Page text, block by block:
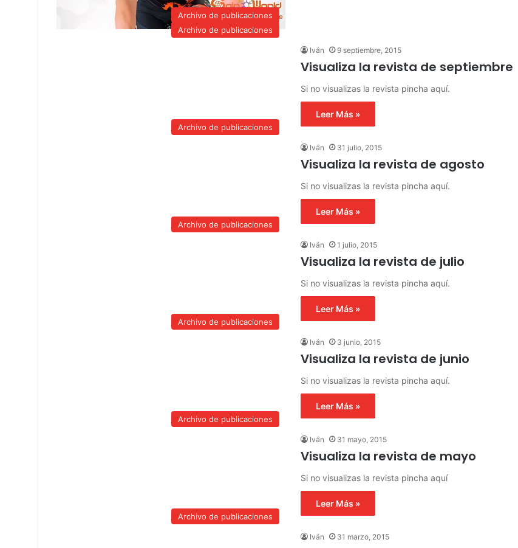
Archivo de publicaciones
Archivo de publicaciones
Iván 9 septiembre, 2015
Visualiza la revista de septiembre
Si no visualizas la revista pincha aquí.
Leer Más »
Archivo de publicaciones
Iván 31 julio, 2015
Visualiza la revista de agosto
Si no visualizas la revista pincha aquí.
Leer Más »
Archivo de publicaciones
Iván 1 julio, 2015
Visualiza la revista de julio
Si no visualizas la revista pincha aquí.
Leer Más »
Archivo de publicaciones
Iván 3 junio, 2015
Visualiza la revista de junio
Si no visualizas la revista pincha aquí.
Leer Más »
Archivo de publicaciones
Iván 31 mayo, 2015
Visualiza la revista de mayo
Si no visualizas la revista pincha aquí
Leer Más »
Archivo de publicaciones
Iván 31 marzo, 2015